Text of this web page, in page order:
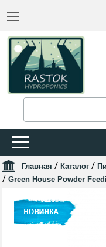
Главная / Каталог /
/ Green House Powder